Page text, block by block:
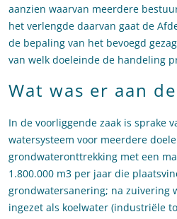
aanzien waarvan meerdere
het verlengde daarvan gaat de
de bepaling van het bevoegd
van welk doeleinde de handeling
Wat was er aan
In de voorliggende zaak is sprake
watersysteem voor meerdere
grondwateronttrekking met een
1.800.000 m3 per jaar die
grondwatersanering; na zuivering
ingezet als koelwater (industriële